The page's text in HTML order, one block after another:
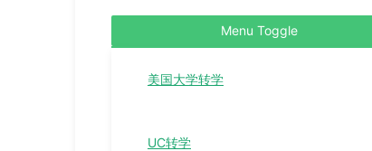
Menu Toggle
美国大学转学
UC转学